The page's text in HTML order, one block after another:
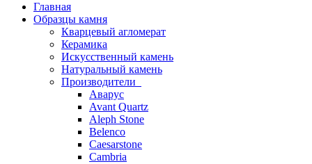
Главная
Образцы камня
Кварцевый агломерат
Керамика
Искусственный камень
Натуральный камень
Производители
Аварус
Avant Quartz
Aleph Stone
Belenco
Caesarstone
Cambria